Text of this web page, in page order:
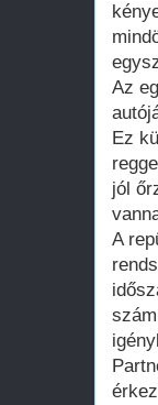
Az
Ez
jól
A